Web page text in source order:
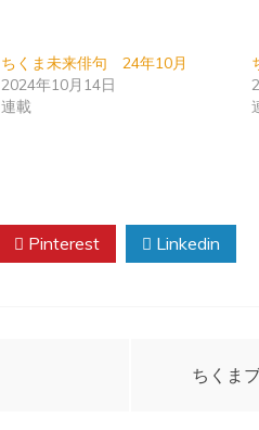
ちくま未来俳句 24年10月
2024年10月14日
連載
Pinterest Linkedin
ちくま